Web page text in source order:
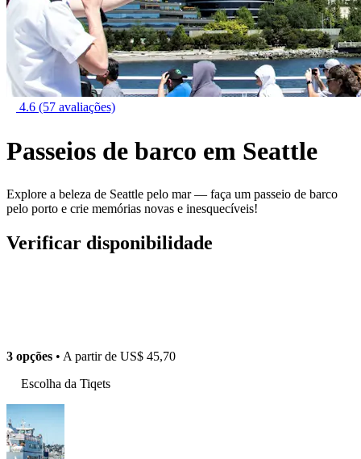
4.6 (57 avaliações)
Passeios de barco em Seattle
Explore a beleza de Seattle pelo mar — faça um passeio de barco
pelo porto e crie memórias novas e inesquecíveis!
Verificar disponibilidade
3 opções • A partir de US$ 45,70
Escolha da Tiqets